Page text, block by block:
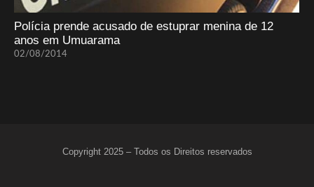
Polícia prende acusado de estuprar menina de 12
anos em Umuarama
02/08/2014
Copyright 2025 – Todos os Direitos reservados